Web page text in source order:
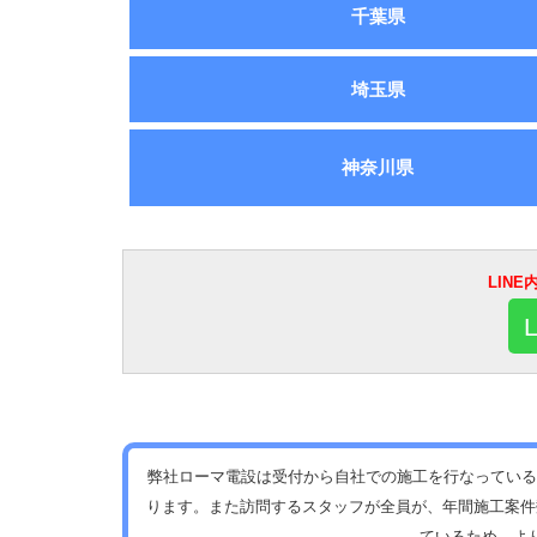
千葉県
埼玉県
神奈川県
LINE
弊社ローマ電設は受付から自社での施工を行なってい
ります。また訪問するスタッフが全員が、年間施工案